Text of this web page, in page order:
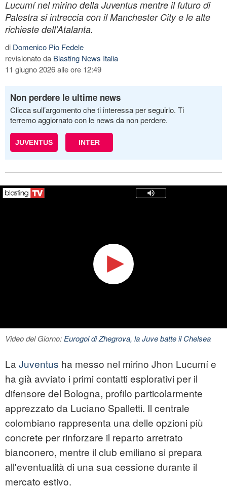
Lucumí nel mirino della Juventus mentre il futuro di
Palestra si intreccia con il Manchester City e le alte
richieste dell’Atalanta.
di Domenico Pio Fedele
revisionato da Blasting News Italia
11 giugno 2026 alle ore 12:49
Non perdere le ultime news
Clicca sull’argomento che ti interessa per seguirlo. Ti
terremo aggiornato con le news da non perdere.
JUVENTUS INTER
Video del Giorno:Eurogol di Zhegrova, la Juve batte il Chelsea
La Juventus ha messo nel mirino Jhon Lucumí e
ha già avviato i primi contatti esplorativi per il
difensore del Bologna, profilo particolarmente
apprezzato da Luciano Spalletti. Il centrale
colombiano rappresenta una delle opzioni più
concrete per rinforzare il reparto arretrato
bianconero, mentre il club emiliano si prepara
all'eventualità di una sua cessione durante il
mercato estivo.